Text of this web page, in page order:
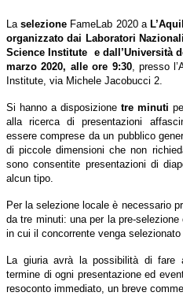
Laselezione FameLab 2020 a
organizzato dai Laboratori
Science Institute e dall’Università
marzo 2020, alle ore 9:30, presso
Institute, via Michele Jacobucci 2.
Si hanno a disposizione tre minuti
alla ricerca di presentazioni
essere comprese da un pubblico
di piccole dimensioni che non
sono consentite presentazioni di
alcun tipo.
Per la selezione locale è necessario
da tre minuti: una per la pre-
in cui il concorrente venga
La giuria avrà la possibilità di fare
termine di ogni presentazione ed
resoconto immediato, un breve